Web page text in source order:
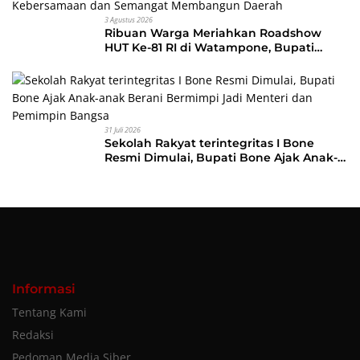
3 Agustus 2026
Ribuan Warga Meriahkan Roadshow
HUT Ke-81 RI di Watampone, Bupati
Kebersamaan dan Semangat
Membangun Daerah
31 Juli 2026
Sekolah Rakyat terintegritas I Bone
Resmi Dimulai, Bupati Bone Ajak Anak-
Informasi
Tentang Kami
Redaksi